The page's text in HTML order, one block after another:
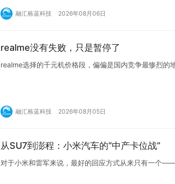
融汇栋蓝科技 2026年08月06日
realme没有失败，只是暂停了
realme选择的千元机价格段，偏偏是国内竞争最惨烈的地
融汇栋蓝科技 2026年08月05日
从SU7到澎程：小米汽车的“中产卡位战”
对于小米和雷军来说，最好的回应方式从来只有一个——